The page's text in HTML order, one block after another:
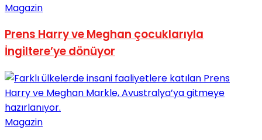
Magazin
Prens Harry ve Meghan çocuklarıyla
İngiltere’ye dönüyor
Magazin